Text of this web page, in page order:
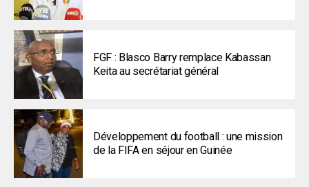
FGF : Blasco Barry remplace Kabassan
Keita au secrétariat général
Développement du football : une mission
de la FIFA en séjour en Guinée